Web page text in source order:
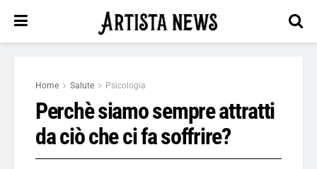
Home Salute Psicologia
Perchè siamo sempre attratti
da ciò che ci fa soffrire?